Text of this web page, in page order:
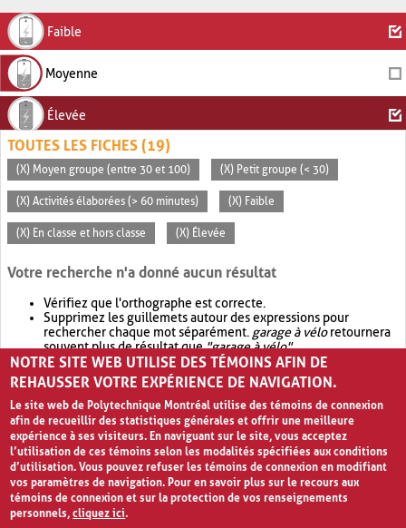
Faible
Moyenne
Élevée
TOUTES LES FICHES (19)
(X) Moyen groupe (entre 30 et 100) (X) Petit groupe (< 30)
(X) Activités élaborées (> 60 minutes) (X) Faible
(X) En classe et hors classe (X) Élevée
Votre recherche n'a donné aucun résultat
Vérifiez que l'orthographe est correcte.
Supprimez les guillemets autour des expressions pour
rechercher chaque mot séparément. garage à véloretournera
souvent plus de résultat que"garage à vélo".
Envisagez d'élargir votre recherche avec OR.garage OR vélo
retournera souvent plus de résultat quegarage à vélo
NOTRE SITE WEB UTILISE DES TÉMOINS AFIN DE
REHAUSSER VOTRE EXPÉRIENCE DE NAVIGATION.
Le site web de Polytechnique Montréal utilise des témoins de connexion
afin de recueillir des statistiques générales et offrir une meilleure
expérience à ses visiteurs. En naviguant sur le site, vous acceptez
l’utilisation de ces témoins selon les modalités spécifiées aux conditions
d’utilisation. Vous pouvez refuser les témoins de connexion en modifiant
vos paramètres de navigation. Pour en savoir plus sur le recours aux
témoins de connexion et sur la protection de vos renseignements
personnels,cliquez ici.